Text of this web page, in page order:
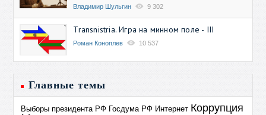
Владимир Шульгин 9 302
Transnistria. Игра на минном поле - III
Роман Коноплев 10 537
Главные темы
Выборы президента РФ Госдума РФ Интернет Коррупция